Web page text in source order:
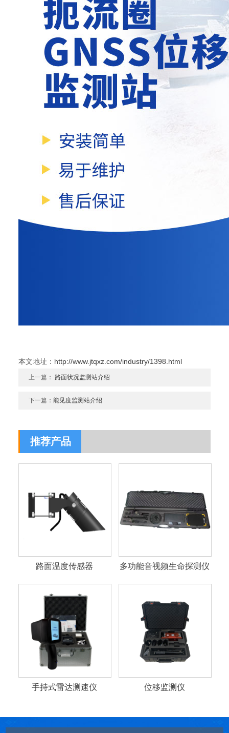
本文地址： http://www.jtqxz.com/industry/1398.html
上一篇：路面状况监测站介绍
下一篇：能见度监测站介绍
推荐产品
路面温度传感器 多功能音视频生命探测仪
手持式雷达测速仪 位移监测仪